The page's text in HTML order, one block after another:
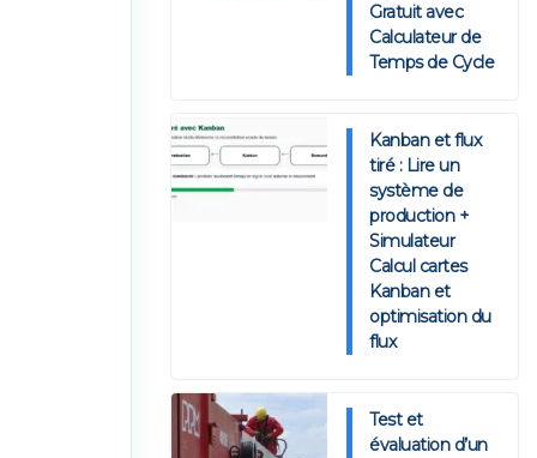
Gratuit avec
Calculateur de
Temps de Cycle
Kanban et flux
tiré : Lire un
système de
production +
Simulateur
Calcul cartes
Kanban et
optimisation du
flux
Test et
évaluation d’un